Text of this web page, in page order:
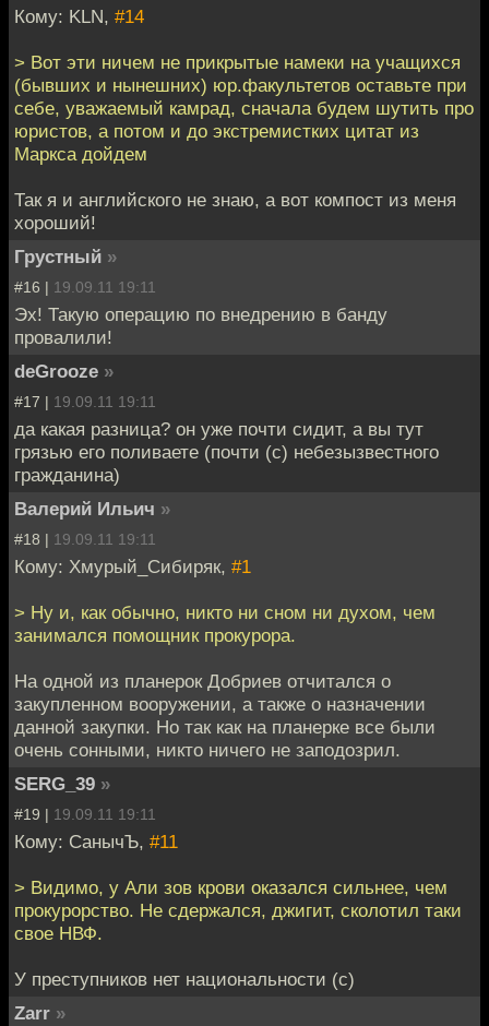
Кому: KLN, #14
> Вот эти ничем не прикрытые намеки на учащихся
(бывших и нынешних) юр.факультетов оставьте при
себе, уважаемый камрад, сначала будем шутить про
юристов, а потом и до экстремистких цитат из
Маркса дойдем
Так я и английского не знаю, а вот компост из меня
хороший!
Грустный »
#16 | 19.09.11 19:11
Эх! Такую операцию по внедрению в банду
провалили!
deGrooze »
#17 | 19.09.11 19:11
да какая разница? он уже почти сидит, а вы тут
грязью его поливаете (почти (с) небезызвестного
гражданина)
Валерий Ильич »
#18 | 19.09.11 19:11
Кому: Хмурый_Сибиряк, #1
> Ну и, как обычно, никто ни сном ни духом, чем
занимался помощник прокурора.
На одной из планерок Добриев отчитался о
закупленном вооружении, а также о назначении
данной закупки. Но так как на планерке все были
очень сонными, никто ничего не заподозрил.
SERG_39 »
#19 | 19.09.11 19:11
Кому: СанычЪ, #11
> Видимо, у Али зов крови оказался сильнее, чем
прокурорство. Не сдержался, джигит, сколотил таки
свое НВФ.
У преступников нет национальности (с)
Zarr »